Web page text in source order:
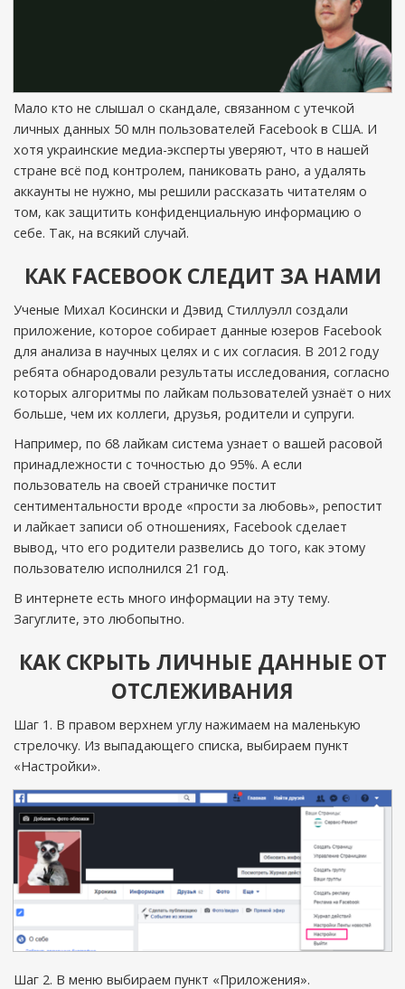
Мало кто не слышал о скандале, связанном с утечкой
личных данных 50 млн пользователей Facebook в США. И
хотя украинские медиа-эксперты уверяют, что в нашей
стране всё под контролем, паниковать рано, а удалять
аккаунты не нужно, мы решили рассказать читателям о
том, как защитить конфиденциальную информацию о
себе. Так, на всякий случай.
КАК FACEBOOK СЛЕДИТ ЗА НАМИ
Ученые Михал Косински и Дэвид Стиллуэлл создали
приложение, которое собирает данные юзеров Facebook
для анализа в научных целях и с их согласия. В 2012 году
ребята обнародовали результаты исследования, согласно
которых алгоритмы по лайкам пользователей узнаёт о них
больше, чем их коллеги, друзья, родители и супруги.
Например, по 68 лайкам система узнает о вашей расовой
принадлежности с точностью до 95%. А если
пользователь на своей страничке постит
сентиментальности вроде «прости за любовь», репостит
и лайкает записи об отношениях, Facebook сделает
вывод, что его родители развелись до того, как этому
пользователю исполнился 21 год.
В интернете есть много информации на эту тему.
Загуглите, это любопытно.
КАК СКРЫТЬ ЛИЧНЫЕ ДАННЫЕ ОТ
ОТСЛЕЖИВАНИЯ
Шаг 1. В правом верхнем углу нажимаем на маленькую
стрелочку. Из выпадающего списка, выбираем пункт
«Настройки».
Шаг 2. В меню выбираем пункт «Приложения».